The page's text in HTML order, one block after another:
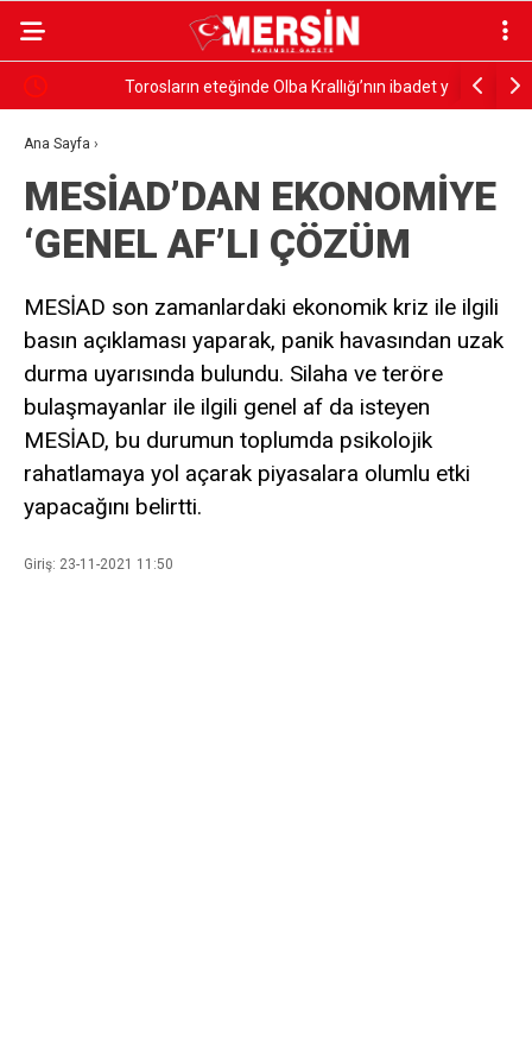
Torosların eteğinde Olba Krallığı’nın ibadet yeri
‘Uzuncaburç’ misafirlerini ağırlıyor
KIBRIS
Ana Sayfa ›
MESİAD’DAN EKONOMİYE
‘GENEL AF’LI ÇÖZÜM
MESİAD son zamanlardaki ekonomik kriz ile ilgili
basın açıklaması yaparak, panik havasından uzak
durma uyarısında bulundu. Silaha ve teröre
bulaşmayanlar ile ilgili genel af da isteyen
MESİAD, bu durumun toplumda psikolojik
rahatlamaya yol açarak piyasalara olumlu etki
yapacağını belirtti.
Giriş: 23-11-2021 11:50